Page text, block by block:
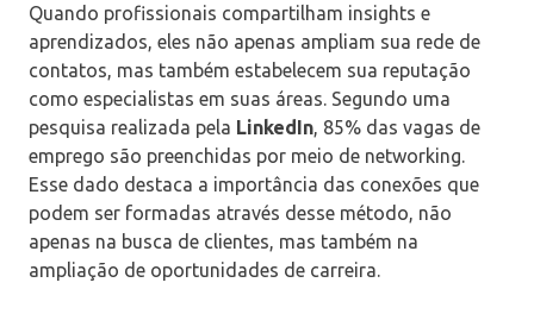
Quando profissionais compartilham insights e
aprendizados, eles não apenas ampliam sua rede de
contatos, mas também estabelecem sua reputação
como especialistas em suas áreas. Segundo uma
pesquisa realizada pela LinkedIn, 85% das vagas de
emprego são preenchidas por meio de networking.
Esse dado destaca a importância das conexões que
podem ser formadas através desse método, não
apenas na busca de clientes, mas também na
ampliação de oportunidades de carreira.